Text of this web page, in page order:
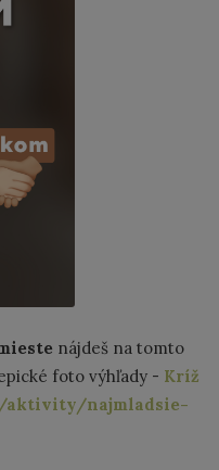
nájdeš na tomto
foto výhľady - Kríž
aktivity/najmladsie-